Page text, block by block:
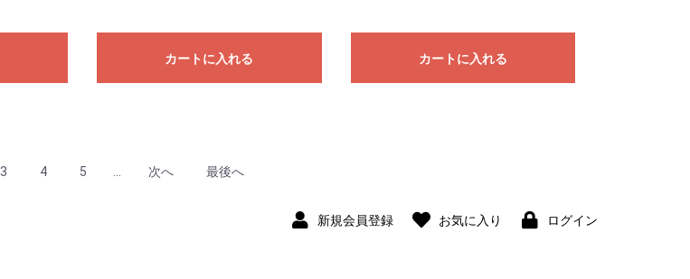
カートに入れる カートに入れる
3 4 5 次へ 最後へ
新規会員登録 お気に入り ログイン